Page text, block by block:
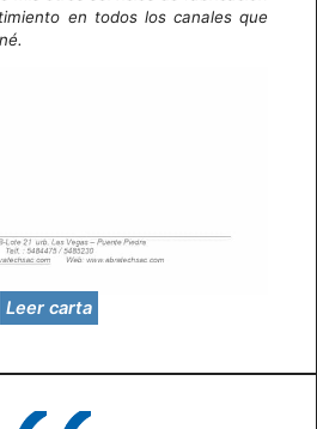
en todos los canales que
Leer carta